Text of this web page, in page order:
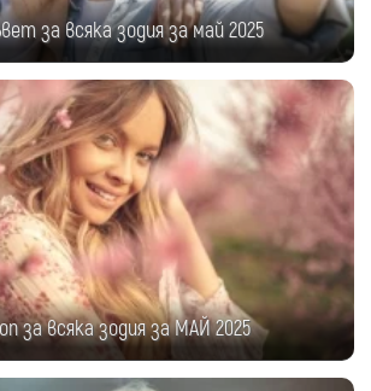
за всяка зодия за май 2025
за всяка зодия за МАЙ 2025